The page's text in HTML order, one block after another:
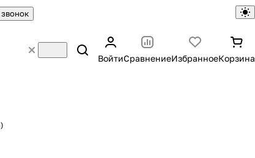
звонок
ВойтиСравнениеИзбранноеКорзина